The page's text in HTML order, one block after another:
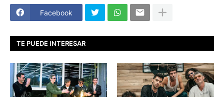
Facebook
TE PUEDE INTERESAR